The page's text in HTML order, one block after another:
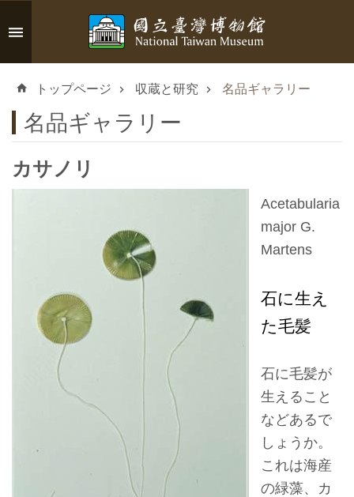
メインのコンテンツブロックにジャンプします
な
索
トップページ 収蔵と研究 名品ギャラリー
名品ギャラリー
カサノリ
Acetabularia
major G.
Martens
石に生え
た毛髪
石に毛髪が
生えること
などあるで
しょうか。
これは海産
の緑藻、カ